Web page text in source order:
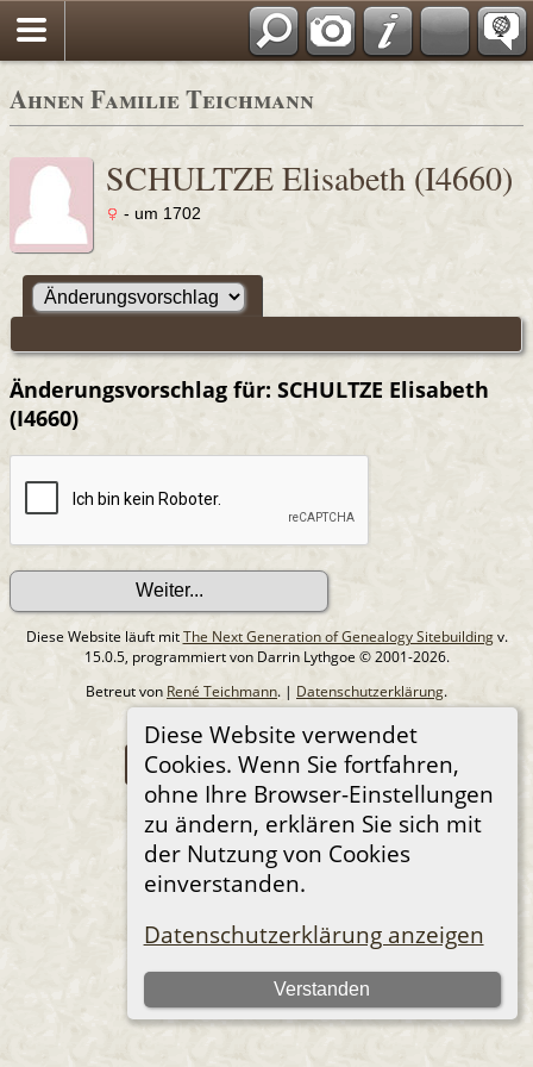
Ahnen Familie Teichmann
Diese Website verwendet
Cookies. Wenn Sie fortfahren,
ohne Ihre Browser-Einstellungen
zu ändern, erklären Sie sich mit
der Nutzung von Cookies
einverstanden.
Datenschutzerklärung anzeigen
Verstanden
SCHULTZE Elisabeth (I4660)
- um 1702
Änderungsvorschlag für: SCHULTZE Elisabeth
(I4660)
Diese Website läuft mitThe Next Generation of Genealogy Sitebuildingv.
15.0.5, programmiert von Darrin Lythgoe © 2001-2026.
Betreut von René Teichmann. | Datenschutzerklärung.
©2001-2026 by René Teichmann
Zur Desktop-Webseite wechseln